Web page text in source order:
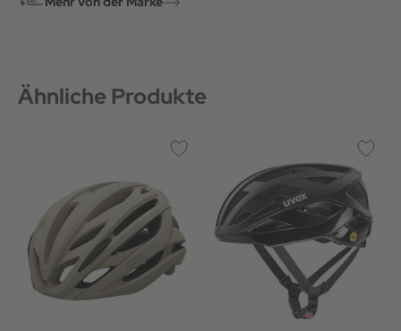
Ähnliche Produkte